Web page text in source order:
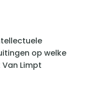
op welke
Limpt